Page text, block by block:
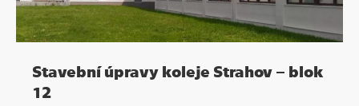
Stavební úpravy koleje Strahov – blok
12